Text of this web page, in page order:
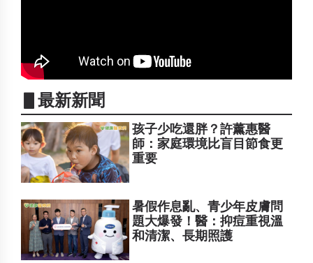
▋最新新聞
孩子少吃還胖？許薰惠醫
師：家庭環境比盲目節食更
重要
暑假作息亂、青少年皮膚問
題大爆發！醫：抑痘重視溫
和清潔、長期照護